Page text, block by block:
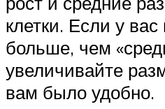
клетки. Если у
больше, чем
увеличивайте
вам было удобно.